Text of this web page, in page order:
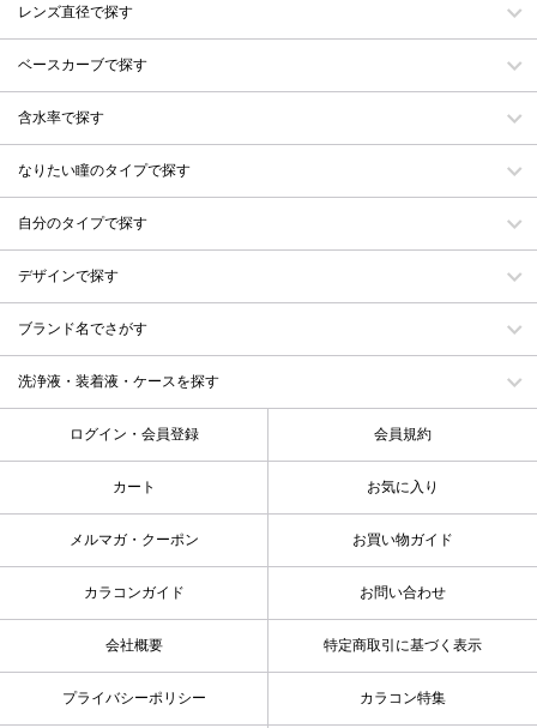
レンズ直径で探す
ベースカーブで探す
含水率で探す
なりたい瞳のタイプで探す
自分のタイプで探す
デザインで探す
ブランド名でさがす
洗浄液・装着液・ケースを探す
ログイン・会員登録 会員規約
カート お気に入り
メルマガ・クーポン お買い物ガイド
カラコンガイド お問い合わせ
会社概要 特定商取引に基づく表示
プライバシーポリシー カラコン特集